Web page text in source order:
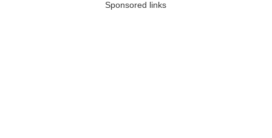
Sponsored links